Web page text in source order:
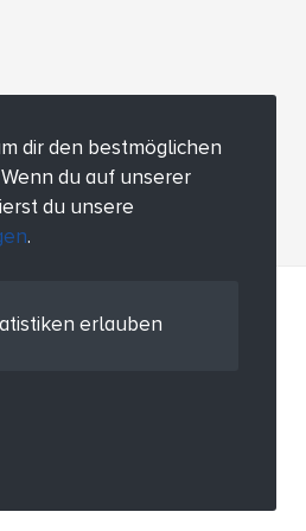
dir den bestmöglichen
du auf unserer
du unsere
.
erlauben